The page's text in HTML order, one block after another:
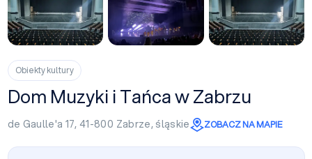
Obiekty kultury
Dom Muzyki i Tańca w Zabrzu
de Gaulle'a 17, 41-800 Zabrze, śląskie ZOBACZ NA MAPIE